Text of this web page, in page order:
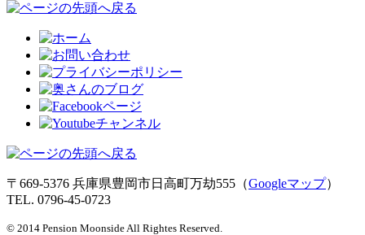
〒669-5376 兵庫県豊岡市日高町万劫555（Googleマップ）
TEL. 0796-45-0723
© 2014 Pension Moonside All Rightes Reserved.